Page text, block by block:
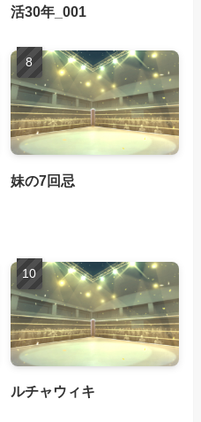
活30年_001
妹の7回忌
ルチャウィキ